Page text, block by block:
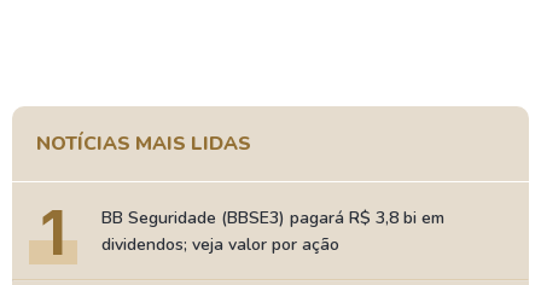
NOTÍCIAS MAIS LIDAS
1
BB Seguridade (BBSE3) pagará R$ 3,8 bi em
dividendos; veja valor por ação